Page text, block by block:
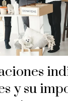
y su